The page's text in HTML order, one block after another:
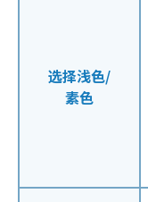
选择浅色/
素色